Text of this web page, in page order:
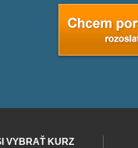
VYBRAŤ KURZ